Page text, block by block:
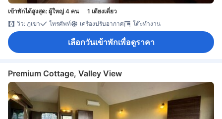
เข้าพักได้สูงสุด: ผู้ใหญ่ 4 คน
1 เตียงเดี่ยว
วิว: ภูเขา
โทรศัพท์ เครื่องปรับอากาศ โต๊ะทำงาน
เลือกวันเข้าพักเพื่อดูราคา
Premium Cottage, Valley View